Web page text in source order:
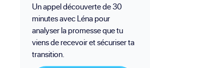
Un appel découverte de 30
minutes avec Léna pour
analyser la promesse que tu
viens de recevoir et sécuriser ta
transition.